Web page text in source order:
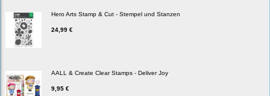
Hero Arts Stamp & Cut - Stempel und Stanzen
24,99 €
AALL & Create Clear Stamps - Deliver Joy
9,95 €